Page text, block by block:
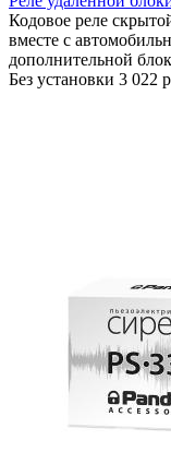
Кодовое реле
вместе с
дополнительной
Без установки 3 022